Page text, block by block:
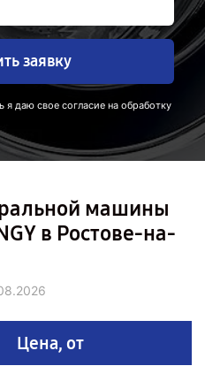
заявку
я даю свое согласие на обработку
машины
в Ростове-на-
Цена, от